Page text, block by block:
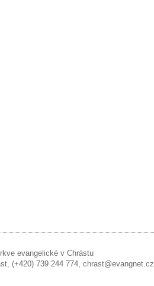
evangelické v Chrástu
(+420) 739 244 774, chrast@evangnet.cz